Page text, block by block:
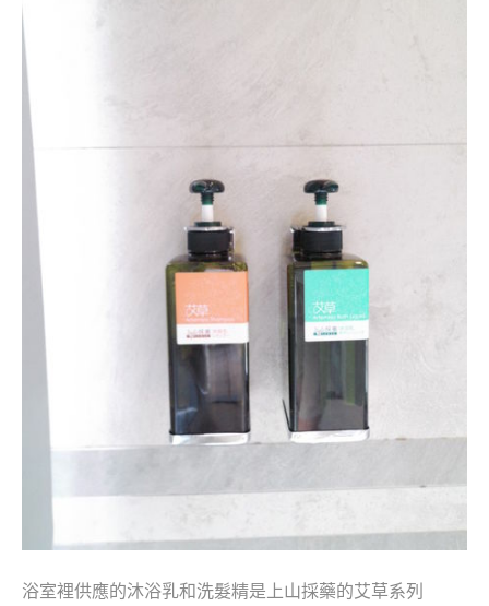
浴室裡供應的沐浴乳和洗髮精是上山採藥的艾草系列